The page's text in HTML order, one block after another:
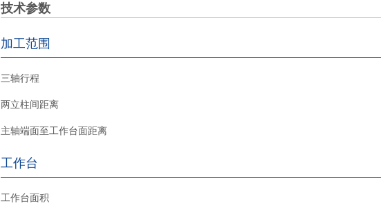
技术参数
加工范围
三轴行程
两立柱间距离
主轴端面至工作台面距离
工作台
工作台面积